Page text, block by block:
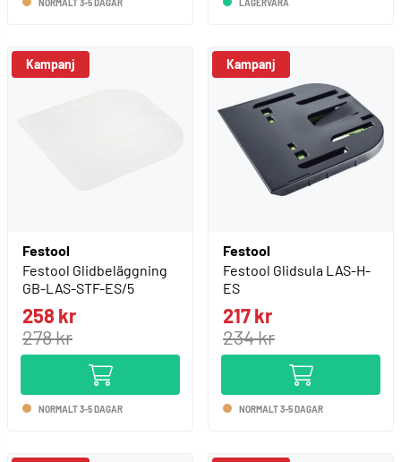
NORMALT 3-5 DAGAR LAGERVARA
Kampanj
Festool
Festool Glidbeläggning
GB-LAS-STF-ES/5
258 kr
278 kr
NORMALT 3-5 DAGAR
Kampanj
Festool
Festool Glidsula LAS-H-
ES
217 kr
234 kr
NORMALT 3-5 DAGAR